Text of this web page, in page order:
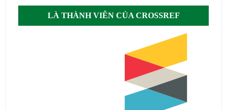
LÀ THÀNH VIÊN CỦA CROSSREF